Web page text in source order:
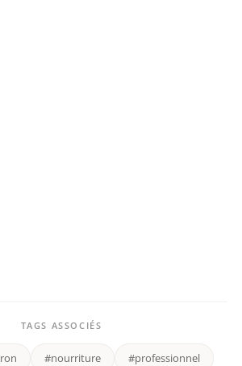
TAGS ASSOCIÉS
#nourriture #professionnel